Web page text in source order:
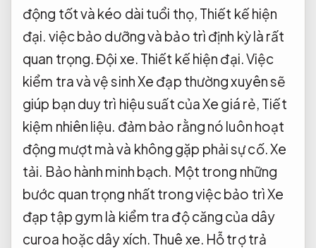
động tốt và kéo dài tuổi thọ, Thiết kế hiện
đại. việc bảo dưỡng và bảo trì định kỳ là rất
quan trọng.Đội xe. Thiết kế hiện đại. Việc
kiểm tra và vệ sinh Xe đạp thường xuyên sẽ
giúp bạn duy trì hiệu suất của Xe giá rẻ, Tiết
kiệm nhiên liệu. đảm bảo rằng nó luôn hoạt
động mượt mà và không gặp phải sự cố. Xe
tải. Bảo hành minh bạch. Một trong những
bước quan trọng nhất trong việc bảo trì Xe
đạp tập gym là kiểm tra độ căng của dây
curoa hoặc dây xích. Thuê xe. Hỗ trợ trả